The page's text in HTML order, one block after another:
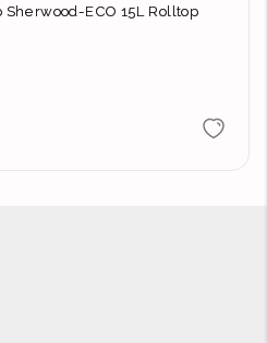
Sherwood-ECO 15L Rolltop